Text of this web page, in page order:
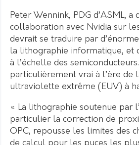
Peter Wennink, PDG d’ASML,
collaboration avec Nvidia sur
devrait se traduire par
la lithographie informatique, et
à l’échelle des
particulièrement vrai à l’ère de
ultraviolette extrême (EUV) à
« La lithographie soutenue par
particulier la correction de
OPC, repousse les limites des
de calcul pour les puces les